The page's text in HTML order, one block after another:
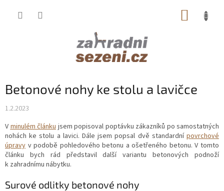
Betonové nohy ke stolu a lavičce
1.2.2023
V minulém článku jsem popisoval poptávku zákazníků po samostatných
nohách ke stolu a lavici. Dále jsem popsal dvě standardní povrchové
úpravy v podobě pohledového betonu a ošetřeného betonu. V tomto
článku bych rád představil další variantu betonových podnoží
k zahradnímu nábytku.
Surové odlitky betonové nohy